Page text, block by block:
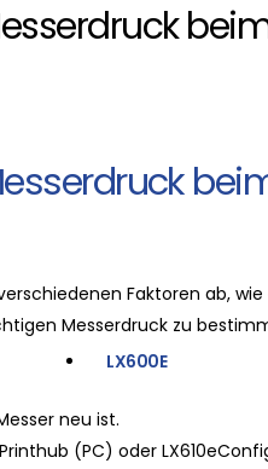
LX600E
Faktoren ab,
Messerdruck zu
neu ist.
(PC) oder